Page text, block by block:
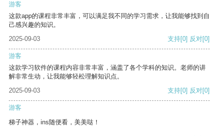
游客
这款app的课程非常丰富，可以满足我不同的学习需求，让我能够找到自
己感兴趣的知识。
2025-09-03
支持[0] 反对[0]
游客
这款学习软件的课程内容非常丰富，涵盖了各个学科的知识。老师的讲
解非常生动，让我能够轻松理解知识点。
2025-09-03
支持[0] 反对[0]
游客
梯子神器，ins随便看，美美哒！